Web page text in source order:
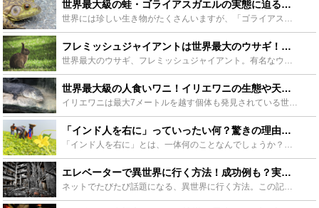
世界最大級の蛙・ゴライアスガエルの実態に迫る！飼育方法も要チェック！ - Leisurego(レジャーゴー)
世界には珍しい生き物がたくさんいますが、「ゴライアスガエル」は、世界最大級の大きさのカエルとして有名です。なんと大人になると人間の赤ちゃんほどのサイズにまで成長し、見るものを圧倒します。ここでは、そ...
フレミッシュジャイアントは世界最大のウサギ！特徴や飼育方法、販売店や値段も - Leisurego(レジャーゴー)
世界最大のウサギ、フレミッシュジャイアント。有名なウサギなので聞いたことがある人も多いのではないでしょうか？この記事ではフレミッシュジャイアントを販売しているお店や販売価格、飼育時に注意する点、飼育...
世界最大級の人食いワニ！イリエワニの生態や天敵に迫る！日本軍とも関係があった？ - Leisurego(レジャーゴー)
イリエワニは最大7メートルを越す個体も発見されている世界最大級のワニです。その性格はどう猛で恐ろしく、数多くの人が犠牲になったと言われています。意外にも日本との関わりが深いイリエワニの生態や天敵、日...
「インド人を右に」っていったい何？驚きの理由と意味、親しまれる理由とは？ - Leisurego(レジャーゴー)
「インド人を右に」とは、一体何のことなんでしょうか？何故インド人？右にとはどうすることなのか、1997年から伝説となって語り継がれるこの謎の言葉が誕生した背景や意味について詳しくご紹介します。 「右...
エレベーターで異世界に行く方法！成功例も？実際の体験談とその考察 - Leisurego(レジャーゴー)
ネットでたびたび話題になる、異世界に行く方法。この記事ではエレベーターで異世界にいく方法を解説します。多くの人が実践して成功したという意見もあります。はたして本当にエレベーターで異世界にいくことがで...